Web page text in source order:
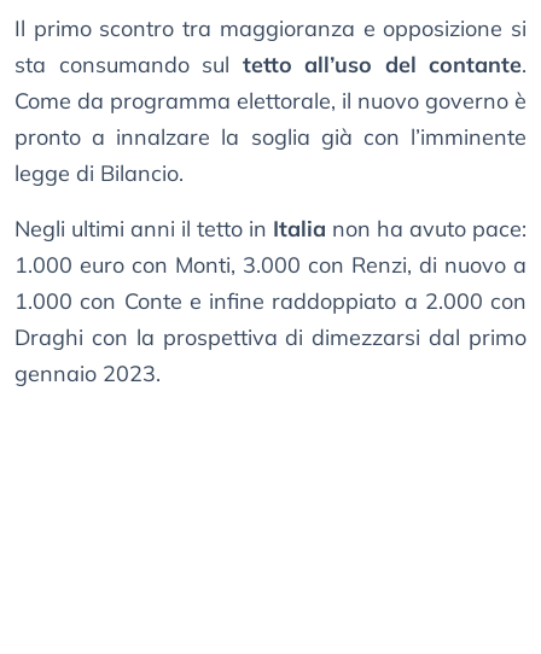
Il primo scontro tra maggioranza e opposizione si
sta consumando sul tetto all’uso del contante.
Come da programma elettorale, il nuovo governo è
pronto a innalzare la soglia già con l’imminente
legge di Bilancio.
Negli ultimi anni il tetto in Italia non ha avuto pace:
1.000 euro con Monti, 3.000 con Renzi, di nuovo a
1.000 con Conte e infine raddoppiato a 2.000 con
Draghi con la prospettiva di dimezzarsi dal primo
gennaio 2023.